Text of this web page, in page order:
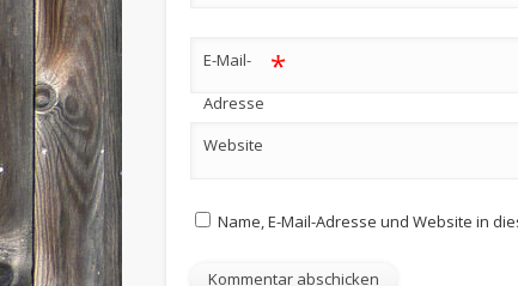
E-Mail-
Adresse
*
Website
Name, E-Mail-Adresse und Website in